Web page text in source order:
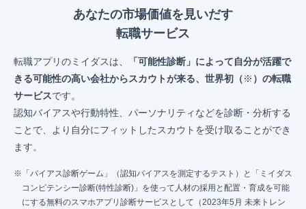
あなたの市場価値を見いだす
転職サービス
転職アプリのミイダスは、
「可能性診断」によって自分が活躍で
きる可能性の高い会社からスカウトが来る、世界初（※ ）の転職
サービスです。
認知バイアスや行動特性、パーソナリティなどを診断・分析する
ことで、より自分にフィットしたスカウトを受け取ることができ
ます。
「バイアス診断ゲーム」（認知バイアスを測定するテスト）と「ミイダス
コンピテンシー診断(特性診断)」を使って人材の採用と配置・育成を可能
にする無料のスマホアプリ診断サービスとして（2023年5月 未来トレン